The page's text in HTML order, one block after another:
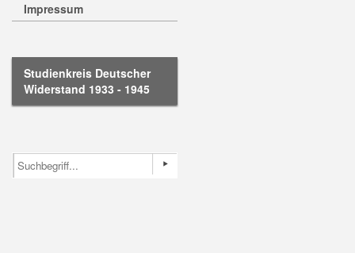
Impressum
Studienkreis Deutscher
Widerstand 1933 - 1945